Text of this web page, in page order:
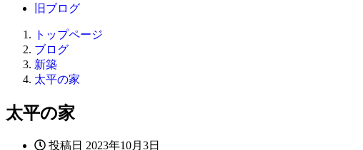
旧ブログ
トップページ
ブログ
新築
太平の家
太平の家
投稿日 2023年10月3日